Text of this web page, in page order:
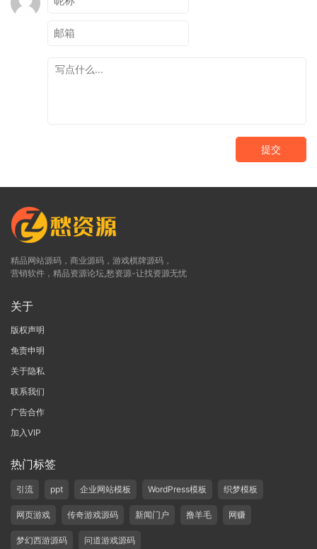
提交
精品网站源码，商业源码，游戏棋牌源码，
营销软件，精品资源论坛,愁资源-让找资源无忧
关于
版权声明
免责申明
关于隐私
联系我们
广告合作
加入VIP
热门标签
引流 ppt 企业网站模板 WordPress模板 织梦模板
网页游戏 传奇游戏源码 新闻门户 撸羊毛 网赚
梦幻西游源码 问道游戏源码